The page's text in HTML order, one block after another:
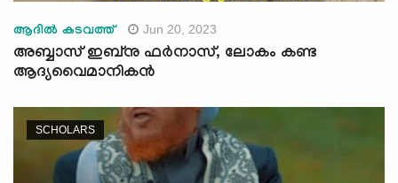
ആദില്‍ കടവത്ത് Jun 20, 2023
അബ്ബാസ് ഇബ്‌നു ഫര്‍നാസ്, ലോകം കണ്ട
ആദ്യവൈമാനികന്‍
SCHOLARS